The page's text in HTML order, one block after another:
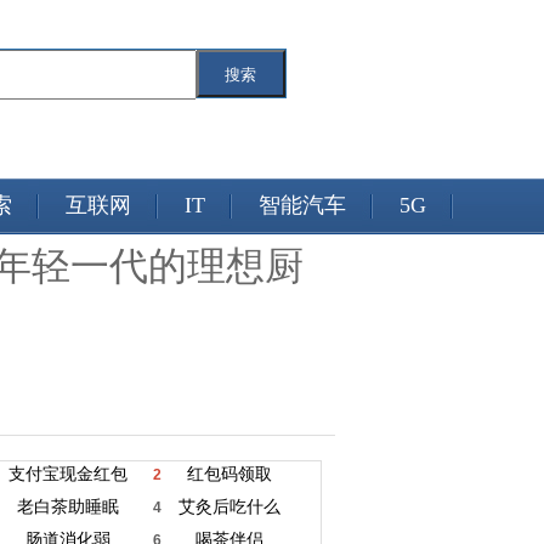
搜索
互联网 IT 智能汽车 5G
轻一代的理想厨